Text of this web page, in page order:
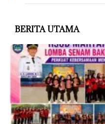
BERITA UTAMA